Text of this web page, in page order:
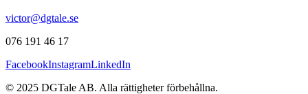
victor@dgtale.se
076 191 46 17
FacebookInstagramLinkedIn
© 2025 DGTale AB. Alla rättigheter förbehållna.